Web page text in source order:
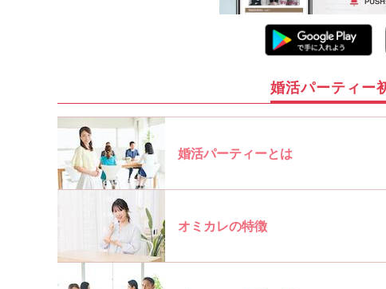
婚活パーティー
婚活パーティーとは
オミカレの特徴